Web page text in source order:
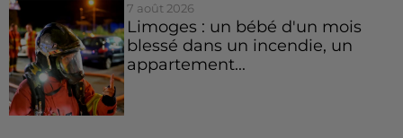
7 août 2026
Limoges : un bébé d'un mois
blessé dans un incendie, un
appartement...